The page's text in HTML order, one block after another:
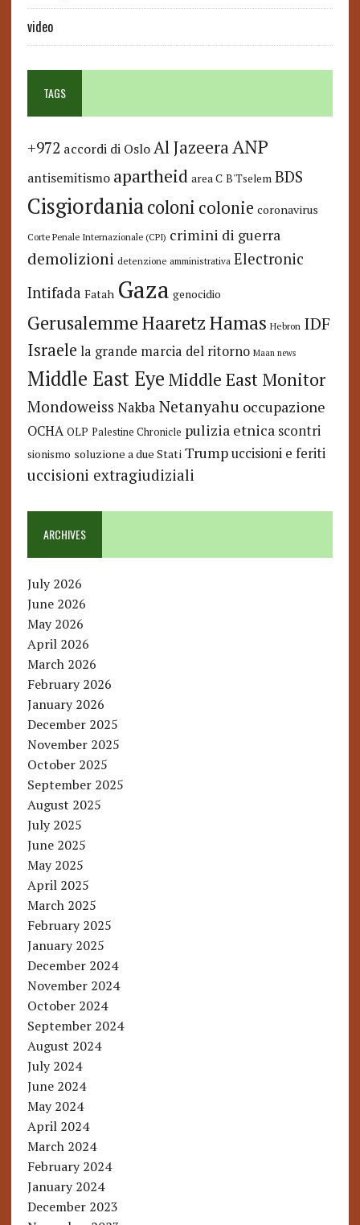
video
TAGS
+972 accordi di Oslo Al JazeeraANP
antisemitismo apartheid area C B'Tselem BDS
Cisgiordaniacoloni colonie coronavirus
Corte Penale Internazionale (CPI) crimini di guerra
demolizioni detenzione amministrativa Electronic
Intifada Fatah Gaza genocidio
GerusalemmeHaaretzHamas Hebron IDF
Israele la grande marcia del ritorno Maan news
Middle East Eye Middle East Monitor
Mondoweiss Nakba Netanyahu occupazione
OCHA OLP Palestine Chronicle pulizia etnica scontri
sionismo soluzione a due Stati Trump uccisioni e feriti
uccisioni extragiudiziali
ARCHIVES
July 2026
June 2026
May 2026
April 2026
March 2026
February 2026
January 2026
December 2025
November 2025
October 2025
September 2025
August 2025
July 2025
June 2025
May 2025
April 2025
March 2025
February 2025
January 2025
December 2024
November 2024
October 2024
September 2024
August 2024
July 2024
June 2024
May 2024
April 2024
March 2024
February 2024
January 2024
December 2023